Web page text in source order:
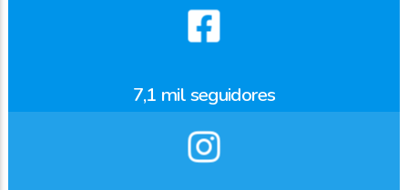
7,1 mil seguidores